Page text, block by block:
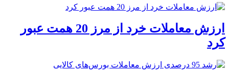
ارزش معاملات خرد از مرز 20 همت عبور
کرد